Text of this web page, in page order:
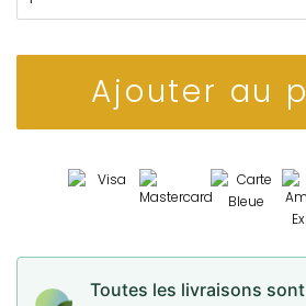
Ajouter au
Toutes les livraisons